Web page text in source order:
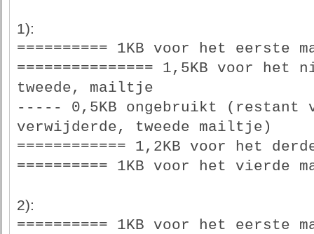
1):
========== 1KB voor het eerste
=============== 1,5KB voor het
tweede, mailtje
----- 0,5KB ongebruikt (restant
verwijderde, tweede mailtje)
============ 1,2KB voor het
========== 1KB voor het vierde
2):
========== 1KB voor het eerste